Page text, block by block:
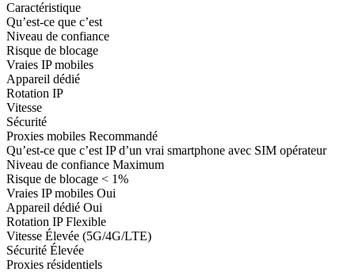
Caractéristique
Qu’est-ce que c’est
Niveau de confiance
Risque de blocage
Vraies IP mobiles
Appareil dédié
Rotation IP
Vitesse
Sécurité
Proxies mobiles Recommandé
Qu’est-ce que c’estIP d’un vrai smartphone avec SIM opérateur
Niveau de confiance Maximum
Risque de blocage < 1%
Vraies IP mobiles Oui
Appareil dédié Oui
Rotation IPFlexible
Vitesse Élevée (5G/4G/LTE)
Sécurité Élevée
Proxies résidentiels